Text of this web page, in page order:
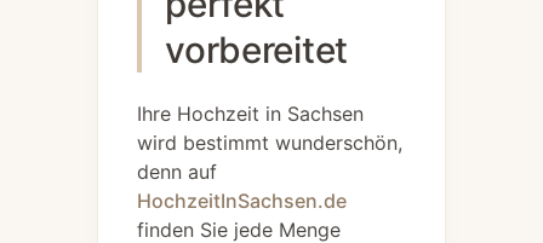
vorbereitet
Ihre Hochzeit in Sachsen
wird bestimmt wunderschön,
denn auf
HochzeitInSachsen.de
finden Sie jede Menge